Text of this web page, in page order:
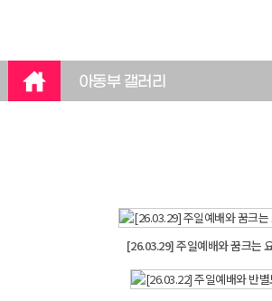
아동부 갤러리
[26.03.29] 주일예배와 꿈크는